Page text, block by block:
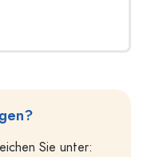
Sie unter: